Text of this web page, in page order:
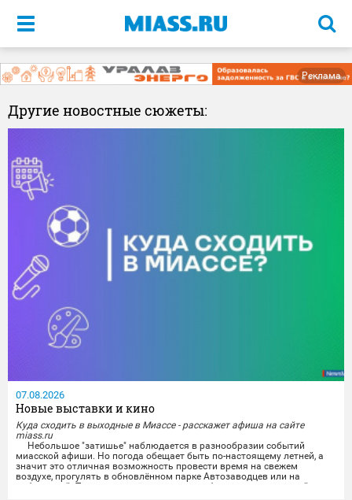
Меню
Реклама
Другие новостные сюжеты:
07.08.2026
Новые выставки и кино
Куда сходить в выходные в Миассе - расскажет афиша на сайте
miass.ru
Небольшое "затишье" наблюдается в разнообразии событий
миасской афиши. Но погода обещает быть по-настоящему летней, а
значит это отличная возможность провести время на свежем
воздухе, прогулять в обновлённом парке Автозаводцев или на
набережной. Тем же, кто всё же хочет приобщиться к культурной